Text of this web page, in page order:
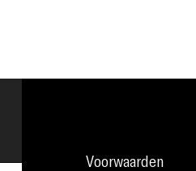
Voorwaarden